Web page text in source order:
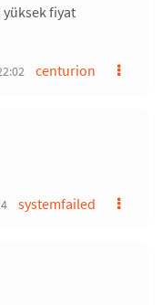
yüksek fiyat
centurion
systemfailed